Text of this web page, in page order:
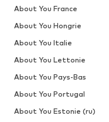
About You France
About You Hongrie
About You Italie
About You Lettonie
About You Pays-Bas
About You Portugal
About You Estonie (ru)